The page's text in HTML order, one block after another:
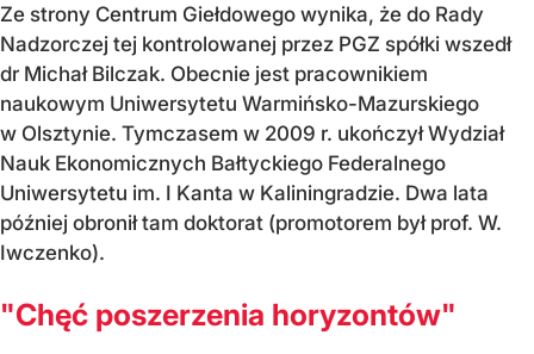
Ze strony Centrum Giełdowego wynika, że do Rady
Nadzorczej tej kontrolowanej przez PGZ spółki wszedł
dr Michał Bilczak. Obecnie jest pracownikiem
naukowym Uniwersytetu Warmińsko-Mazurskiego
w Olsztynie. Tymczasem w 2009 r. ukończył Wydział
Nauk Ekonomicznych Bałtyckiego Federalnego
Uniwersytetu im. I Kanta w Kaliningradzie. Dwa lata
później obronił tam doktorat (promotorem był prof. W.
Iwczenko).
"Chęć poszerzenia horyzontów"